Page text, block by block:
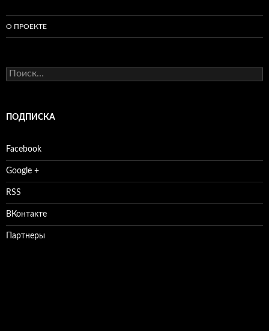
О ПРОЕКТЕ
Найти:
ПОДПИСКА
Facebook
Google +
RSS
ВКонтакте
Партнеры